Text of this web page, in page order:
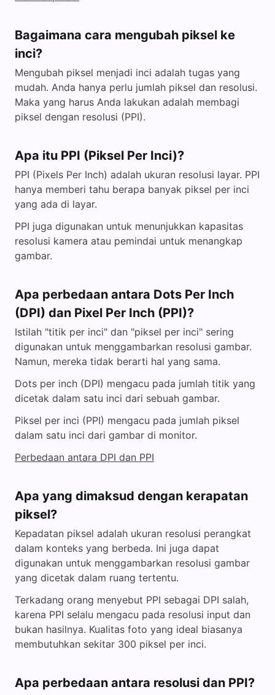
Bagaimana cara mengubah piksel ke
inci?
Mengubah piksel menjadi inci adalah tugas yang
mudah. Anda hanya perlu jumlah piksel dan resolusi.
Maka yang harus Anda lakukan adalah membagi
piksel dengan resolusi (PPI).
Apa itu PPI (Piksel Per Inci)?
PPI (Pixels Per Inch) adalah ukuran resolusi layar. PPI
hanya memberi tahu berapa banyak piksel per inci
yang ada di layar.
PPI juga digunakan untuk menunjukkan kapasitas
resolusi kamera atau pemindai untuk menangkap
gambar.
Apa perbedaan antara Dots Per Inch
(DPI) dan Pixel Per Inch (PPI)?
Istilah "titik per inci" dan "piksel per inci" sering
digunakan untuk menggambarkan resolusi gambar.
Namun, mereka tidak berarti hal yang sama.
Dots per inch (DPI) mengacu pada jumlah titik yang
dicetak dalam satu inci dari sebuah gambar.
Piksel per inci (PPI) mengacu pada jumlah piksel
dalam satu inci dari gambar di monitor.
Perbedaan antara DPI dan PPI
Apa yang dimaksud dengan kerapatan
piksel?
Kepadatan piksel adalah ukuran resolusi perangkat
dalam konteks yang berbeda. Ini juga dapat
digunakan untuk menggambarkan resolusi gambar
yang dicetak dalam ruang tertentu.
Terkadang orang menyebut PPI sebagai DPI salah,
karena PPI selalu mengacu pada resolusi input dan
bukan hasilnya. Kualitas foto yang ideal biasanya
membutuhkan sekitar 300 piksel per inci.
Apa perbedaan antara resolusi dan PPI?